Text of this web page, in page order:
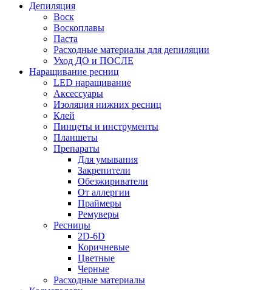
Депиляция
Воск
Воскоплавы
Паста
Расходные материалы для депиляции
Уход ДО и ПОСЛЕ
Наращивание ресниц
LED наращивание
Аксессуары
Изоляция нижних ресниц
Клей
Пинцеты и инструменты
Планшеты
Препараты
Для умывания
Закрепители
Обезжириватели
От аллергии
Праймеры
Ремуверы
Ресницы
2D-6D
Коричневые
Цветные
Черные
Расходные материалы